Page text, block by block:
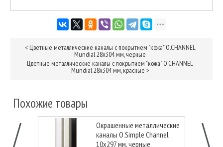
< Цветные металлические каналы с покрытием "кожа" O.CHANNEL
Mundial 28х304 мм, черные
Цветные металлические каналы с покрытием "кожа" O.CHANNEL
Mundial 28х304 мм, красные >
Похожие товары
Окрашенные металлические
каналы O.Simple Channel
10х297 мм, черные